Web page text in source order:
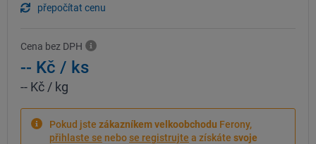
přepočítat cenu
Cena bez DPH
-- Kč / ks
-- Kč / kg
Pokud jste zákazníkem velkoobchodu Ferony,
přihlaste se nebose registrujte a získáte svoje